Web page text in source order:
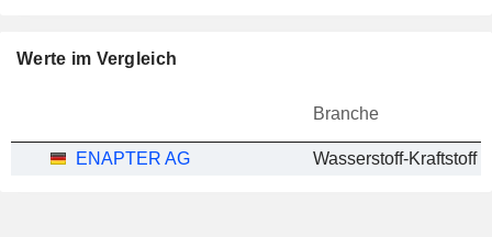
Werte im Vergleich
Branche
ENAPTER AG Wasserstoff-Kraftstoff